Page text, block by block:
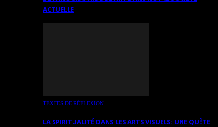
ACTUELLE
TEXTES DE RÉFLEXION
LA SPIRITUALITÉ DANS LES ARTS VISUELS: UNE QUÊTE